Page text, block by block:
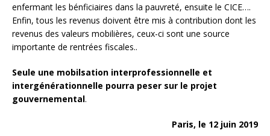
enfermant les bénficiaires dans la pauvreté, ensuite le CICE….
Enfin, tous les revenus doivent être mis à contribution dont les
revenus des valeurs mobilières, ceux-ci sont une source
importante de rentrées fiscales..
Seule une mobilsation interprofessionnelle et
intergénérationnelle pourra peser sur le projet
gouvernemental.
Paris, le 12 juin 2019